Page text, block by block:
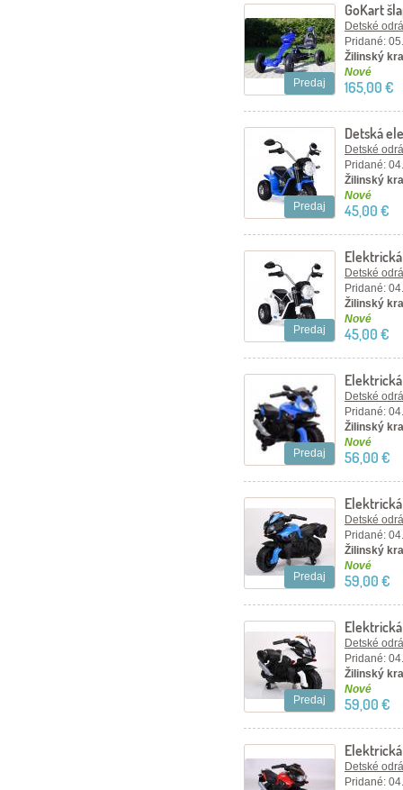
Predaj
GoKart
Detské
Pridané:
Žilinský
Nové
165,00 €
Predaj
Detská
Detské
Pridané:
Žilinský
Nové
45,00 €
Predaj
Detské
Pridané:
Žilinský
Nové
45,00 €
Predaj
Detské
Pridané:
Žilinský
Nové
56,00 €
Predaj
Detské
Pridané:
Žilinský
Nové
59,00 €
Predaj
Detské
Pridané:
Žilinský
Nové
59,00 €
Detské
Pridané: